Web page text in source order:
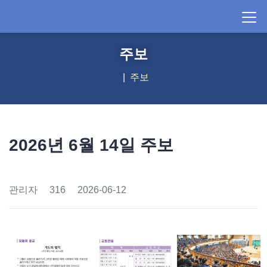
주보
주보
2026년 6월 14일 주보
관리자 316 2026-06-12